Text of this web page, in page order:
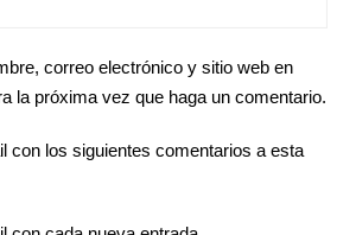
correo electrónico y sitio web en
la próxima vez que haga un comentario.
con los siguientes comentarios a esta